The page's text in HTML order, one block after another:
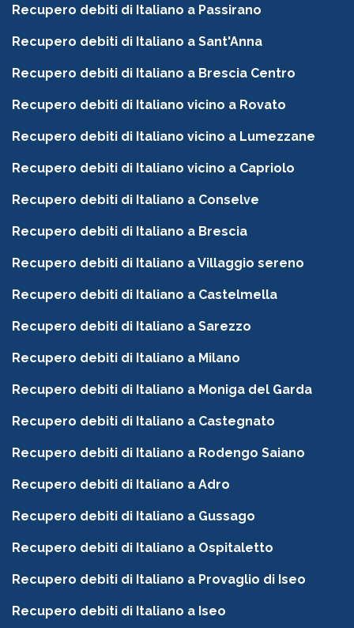
Recupero debiti di Italiano a Passirano
Recupero debiti di Italiano a Sant'Anna
Recupero debiti di Italiano a Brescia Centro
Recupero debiti di Italiano vicino a Rovato
Recupero debiti di Italiano vicino a Lumezzane
Recupero debiti di Italiano vicino a Capriolo
Recupero debiti di Italiano a Conselve
Recupero debiti di Italiano a Brescia
Recupero debiti di Italiano a Villaggio sereno
Recupero debiti di Italiano a Castelmella
Recupero debiti di Italiano a Sarezzo
Recupero debiti di Italiano a Milano
Recupero debiti di Italiano a Moniga del Garda
Recupero debiti di Italiano a Castegnato
Recupero debiti di Italiano a Rodengo Saiano
Recupero debiti di Italiano a Adro
Recupero debiti di Italiano a Gussago
Recupero debiti di Italiano a Ospitaletto
Recupero debiti di Italiano a Provaglio di Iseo
Recupero debiti di Italiano a Iseo